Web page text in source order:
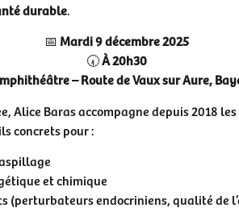
durable.
📅 Mardi 9 décembre 2025
🕢À 20h30
– Route de Vaux sur Aure,
Alice Baras accompagne depuis 2018
concrets pour :
et chimique
(perturbateurs endocriniens, qualité de